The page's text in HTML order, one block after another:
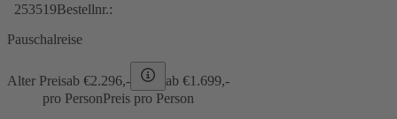
253519Bestellnr.:
Pauschalreise
Alter Preisab €2.296,- ab €1.699,-
pro PersonPreis pro Person